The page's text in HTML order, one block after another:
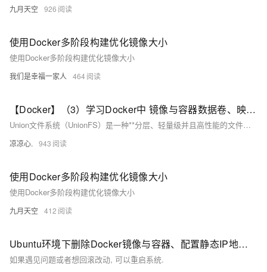
九月天空 926
使用Docker多阶段构建优化镜像大小
使用Docker多阶段构建优化镜像大小
我们是幸福一家人 464
【Docker】（3）学习Docker中 镜像与容器数据卷、映射关系！手把手带你安装 MySql主从同步 和 Redis三主三从集群！并且进行主从切换与扩容操作，还有分析 哈希分区 等知识点！
Union文件系统（UnionFS）是一种**分层、轻量级并且高性能的文件系统**，它支持对文件系统的修改作为一次提交来一层层的叠加，同时可以将不同目录挂载到同一个虚拟文件系统下(unite several directories into a single virtual filesystem) Union 文件系统是 Docker 镜像的基础。 镜像可以通过分层来进行继承，基于基础镜像（没有父镜像），可以制作各种具体的应用镜像。
凉凉心. 943
使用Docker多阶段构建优化镜像大小
使用Docker多阶段构建优化镜像大小
九月天空 412
Ubuntu环境下删除Docker镜像与容器、配置静态IP地址教程。
如果遇见问题或者想回滚改动, 可以重启系统.